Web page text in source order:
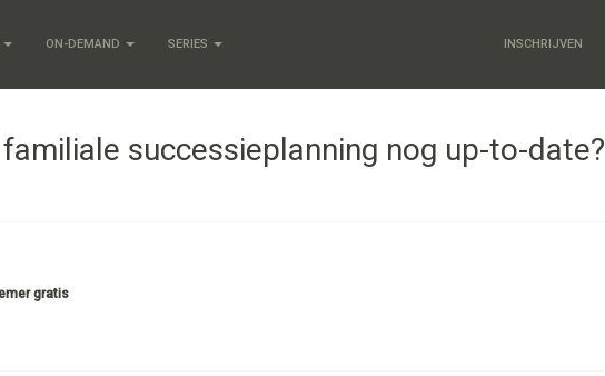
ON-DEMAND SERIES INSCHRIJVEN
successieplanning nog up-to-date?
gratis